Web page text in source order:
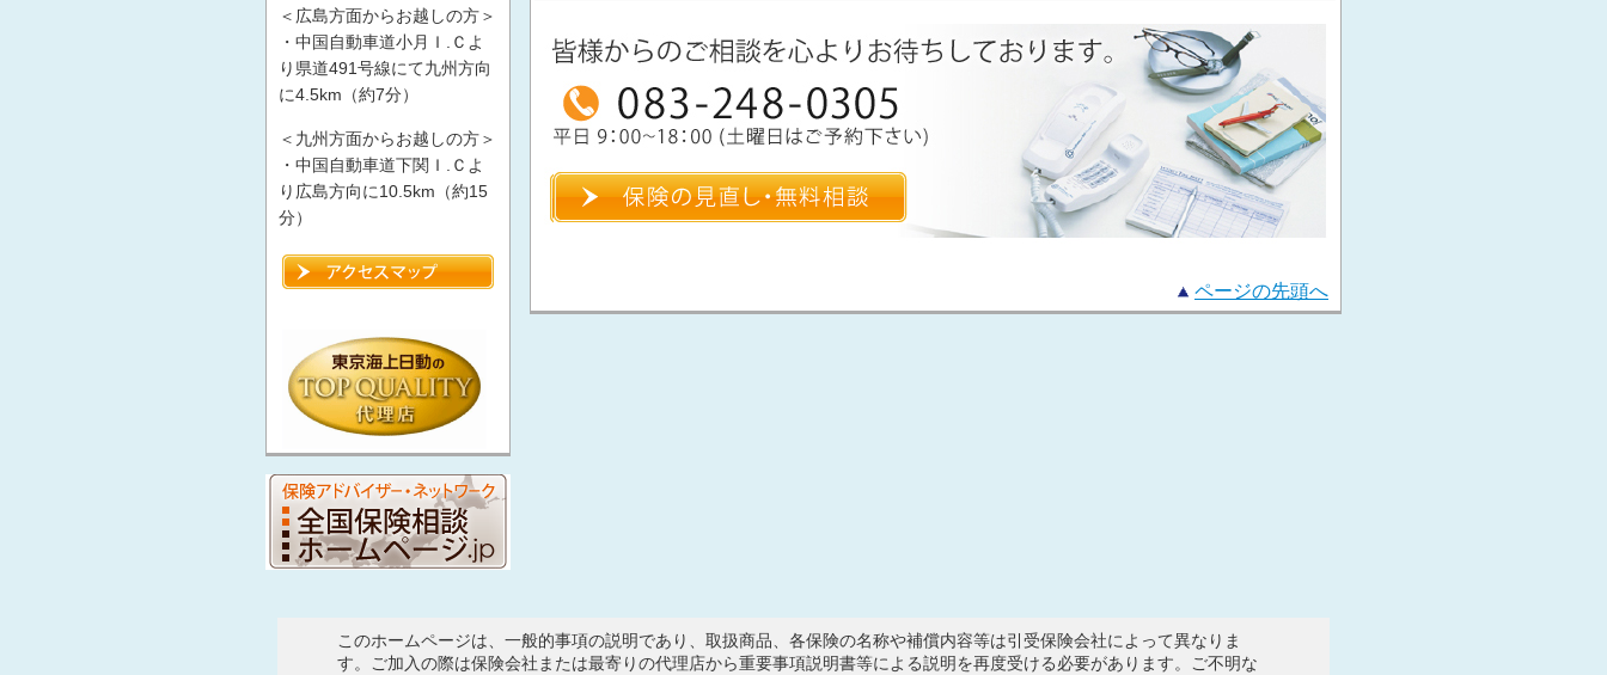
ページの先頭へ
＜広島方面からお越しの方＞
・中国自動車道小月Ｉ.Ｃよ
り県道491号線にて九州方向
に4.5km（約7分）
＜九州方面からお越しの方＞
・中国自動車道下関Ｉ.Ｃよ
り広島方向に10.5km（約15
分）
このホームページは、一般的事項の説明であり、取扱商品、各保険の名称や補償内容等は引受保険会社によって異なりま
す。ご加入の際は保険会社または最寄りの代理店から重要事項説明書等による説明を再度受ける必要があります。ご不明な